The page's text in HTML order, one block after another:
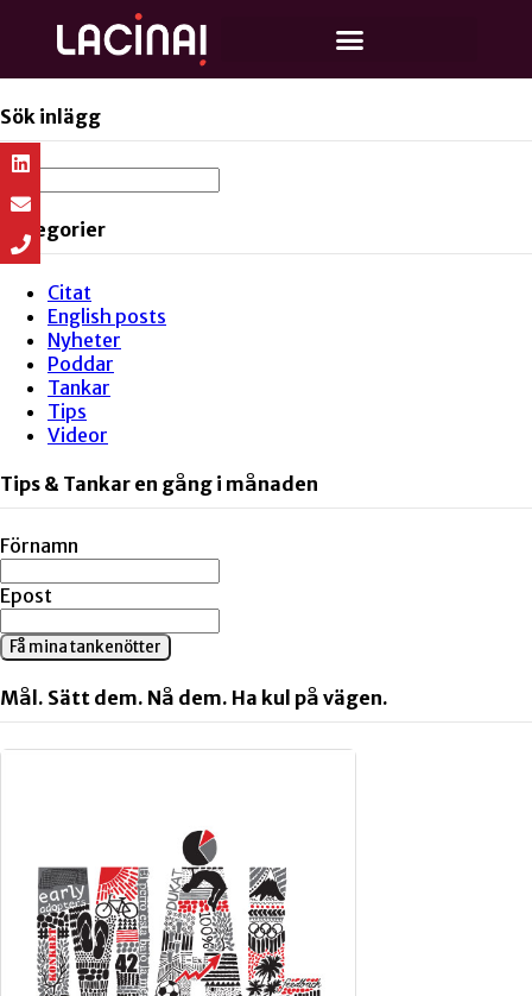
Sök inlägg
Kategorier
Citat
English posts
Nyheter
Poddar
Tankar
Tips
Videor
Tips & Tankar en gång i månaden
Förnamn
Epost
Få mina tankenötter
Mål. Sätt dem. Nå dem. Ha kul på vägen.